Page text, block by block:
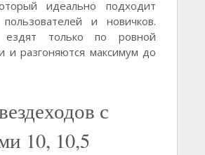
идеально подходит
и новичков.
только по ровной
и разгоняются максимум до
с
10, 10,5